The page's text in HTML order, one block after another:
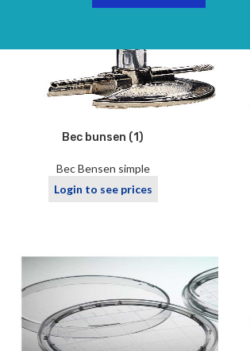
Bec bunsen (1)
Bec Bensen simple
Login to see prices